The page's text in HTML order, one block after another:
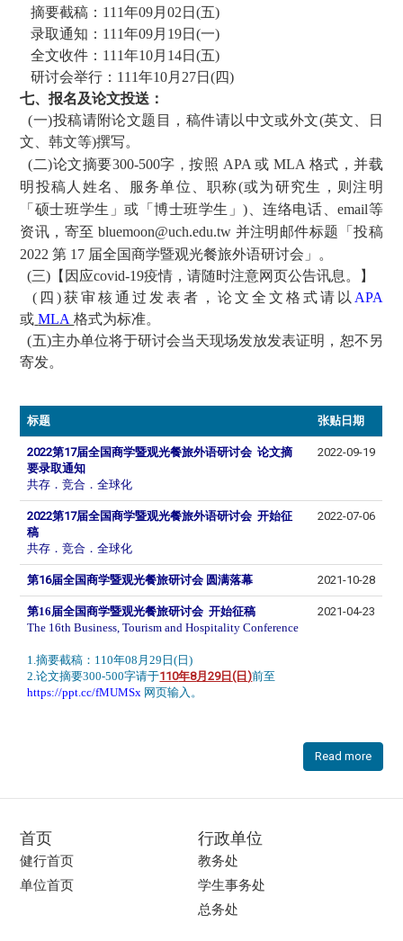
摘要截稿：111年09月02日(五)
录取通知：111年09月19日(一)
全文收件：111年10月14日(五)
研讨会举行：111年10月27日(四)
七、报名及论文投送：
(一)投稿请附论文题目，稿件请以中文或外文(英文、日
文、韩文等)撰写。
(二)论文摘要300-500字 ，按照 APA 或 MLA 格式，并载
明投稿人姓名、服务单位、职称(或为研究生，则注明
「硕士班学生」或 「博士班学生」)、连络电话、email等
资讯，寄至 bluemoon@uch.edu.tw 并注明邮件标题「投稿
2022 第 17 届全国商学暨观光餐旅外语研讨会」。
(三) 【因应covid-19疫情 ，请随时注意网页公告讯息。】
(四)获审核通过发表者，论文全文格式请以 APA
或 MLA格式为标准。
(五)主办单位将于研讨会当天现场发放发表证明，恕不另
寄发。
标题 张贴日期
2022第17届全国商学暨观光餐旅外语研讨会 论文摘
要录取通知
共存．竞合．全球化
2022-09-19
2022第17届全国商学暨观光餐旅外语研讨会 开始征
稿
共存．竞合．全球化
2022-07-06
第16届全国商学暨观光餐旅研讨会 圆满落幕 2021-10-28
第16届全国商学暨观光餐旅研讨会 开始征稿
The 16th Business, Tourism and Hospitality Conference
1.摘要截稿：110年08月29日(日)
2.论文摘要300-500字请于110年8月29日(日)前至
https://ppt.cc/fMUMSx 网页输入。
2021-04-23
Read more
首页
健行首页
单位首页
行政单位
教务处
学生事务处
总务处